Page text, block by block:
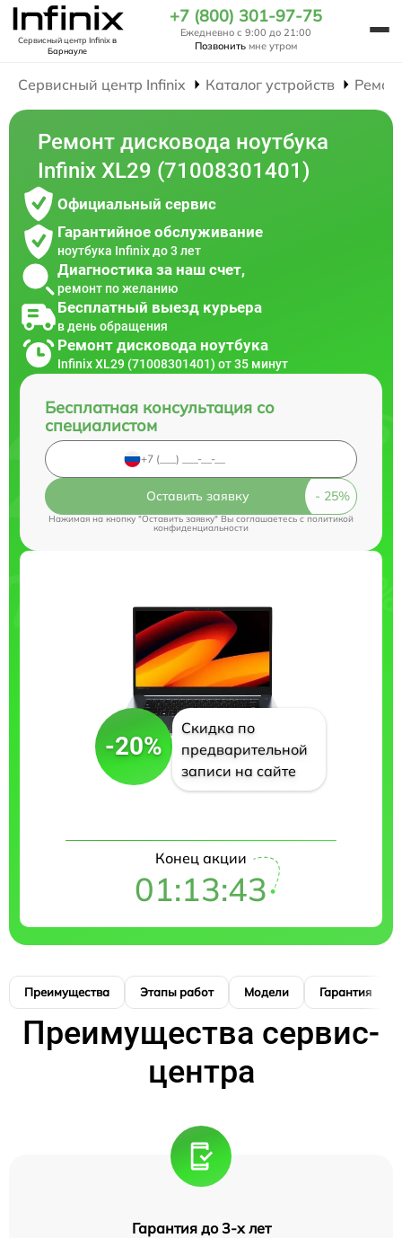
Сервисный центр Infinixв
Барнауле
+7 (800) 301-97-75
Ежедневно с 9:00 до 21:00
Позвонить мне утром
Сервисный центр Infinix Каталог устройств
Ремонт дисковода ноутбука
Infinix XL29 (71008301401)
Официальный сервис
Гарантийное обслуживание
ноутбука Infinix до 3 лет
Диагностика за наш счет,
ремонт по желанию
Бесплатный выезд курьера
в день обращения
Ремонт дисковода ноутбука
Infinix XL29 (71008301401) от 35 минут
Бесплатная консультация со
специалистом
Оставить заявку
Нажимая на кнопку "Оставить заявку" Вы соглашаетесь cполитикой
конфиденциальности
-20%
Скидка по
предварительной
записи на сайте
Конец акции
01:13:42
Преимущества Этапы работ Модели Гарантия
Преимущества сервис-
центра
Гарантия до 3-х лет